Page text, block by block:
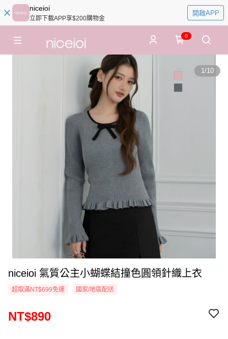
niceioi
立即下載APP享$200購物金
開啟APP
0
1/10
niceioi 氣質公主小蝴蝶結撞色圓領針織上衣
超取滿NT$699免運 國家/地區配送
NT$890